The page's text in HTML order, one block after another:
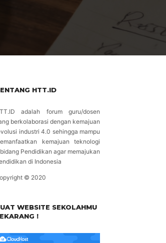
HTT.ID
adalah forum guru/dosen
berkolaborasi dengan kemajuan
industri 4.0 sehingga mampu
kemajuan teknologi
Pendidikan agar memajukan
di Indonesia
© 2020
WEBSITE SEKOLAHMU
!